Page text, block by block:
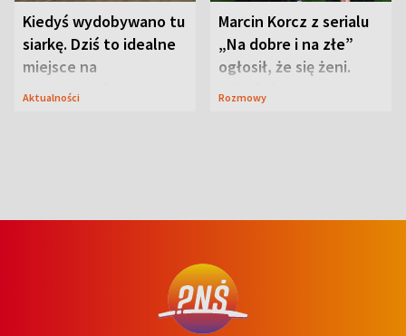
Kiedyś wydobywano tu
siarkę. Dziś to idealne
miejsce na
wypoczynek
Aktualności
Marcin Korcz z serialu
„Na dobre i na złe”
ogłosił, że się żeni.
Zdradził, co zmienił
Rozmowy